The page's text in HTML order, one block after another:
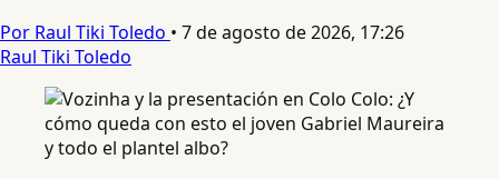
Por Raul Tiki Toledo • 7 de agosto de 2026, 17:26
Raul Tiki Toledo